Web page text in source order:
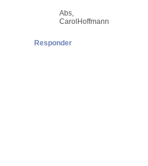
Abs,
CarolHoffmann
Responder